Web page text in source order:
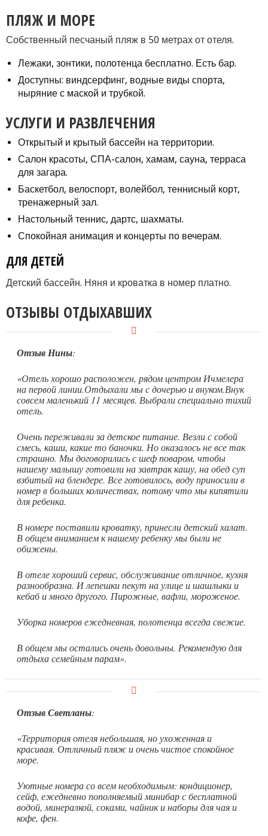
ПЛЯЖ И МОРЕ
Собственный песчаный пляж в 50 метрах от отеля.
Лежаки, зонтики, полотенца бесплатно. Есть бар.
Доступны: виндсерфинг, водные виды спорта,
ныряние с маской и трубкой.
УСЛУГИ И РАЗВЛЕЧЕНИЯ
Открытый и крытый бассейн на территории.
Салон красоты, СПА-салон, хамам, сауна, терраса
для загара.
Баскетбол, велоспорт, волейбол, теннисный корт,
тренажерный зал.
Настольный теннис, дартс, шахматы.
Спокойная анимация и концерты по вечерам.
ДЛЯ ДЕТЕЙ
Детский бассейн. Няня и кроватка в номер платно.
ОТЗЫВЫ ОТДЫХАВШИХ
Отзыв Нины:
«Отель хорошо расположен, рядом центром Ичмелера
на первой линии.Отдыхали мы с дочерью и внуком.Внук
совсем маленький 11 месяцев. Выбрали специально тихий
отель.
Очень переживали за детское питание. Везли с собой
смесь, каши, какие то баночки. Но оказалось не все так
страшно. Мы договорились с шеф поваром, чтобы
нашему малышу готовили на завтрак кашу, на обед суп
взбитый на блендере. Все готовилось, воду приносили в
номер в больших количествах, потому что мы кипятили
для ребенка.
В номере поставили кроватку, принесли детский халат.
В общем вниманием к нашему ребенку мы были не
обижены.
В отеле хороший сервис, обслуживание отличное, кухня
разнообразна. И лепешки пекут на улице и шашлыки и
кебаб и много другого. Пирожные, вафли, мороженое.
Уборка номеров ежедневная, полотенца всегда свежие.
В общем мы остались очень довольны. Рекомендую для
отдыха семейным парам».
Отзыв Светланы:
«Территория отеля небольшая, но ухоженная и
красивая. Отличный пляж и очень чистое спокойное
море.
Уютные номера со всем необходимым: кондиционер,
сейф, ежедневно пополняемый минибар с бесплатной
водой, минералкой, соками, чайник и наборы для чая и
кофе, фен.